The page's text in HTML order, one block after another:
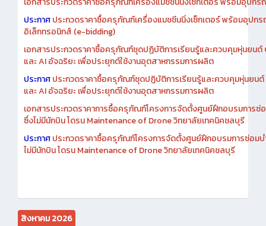
ประกาศประกวดราคาซื้อครุภัณฑ์เครื่องแมชชีนนิ่งเซ็กเตอร์ พร้อมอุปก
อิเล็กทรอนิกส์ (e-bidding)
เอกสารประกวดราคาซื้อครุภัณฑ์ชุดปฏิบัติการเรียนรู้และควบคุมหุ่นยน
และ AI อัจฉริยะ เพื่อประยุกต์ใช้งานอุตสาหกรรมการผลิต
ประกาศประกวดราคาซื้อครุภัณฑ์ชุดปฏิบัติการเรียนรู้และควบคุมหุ่นยน
และ AI อัจฉริยะ เพื่อประยุกต์ใช้งานอุตสาหกรรมการผลิต
เอกสารประกวดราคาการซื้อครุภัณฑ์โครงการจัดตั้งศูนย์ฝึกอบรมการซ่
ซึ่งไม่มีนักบิน โดรน Maintenance of Drone วิทยาลัยเทคนิคชลบุรี
ประกาศประกวดราคาซื้อครุภัณฑ์โครงการจัดตั้งศูนย์ฝึกอบรมการซ่อมบ
ไม่มีนักบิน โดรน Maintenance of Drone วิทยาลัยเทคนิคชลบุรี
สิงหาคม 2026